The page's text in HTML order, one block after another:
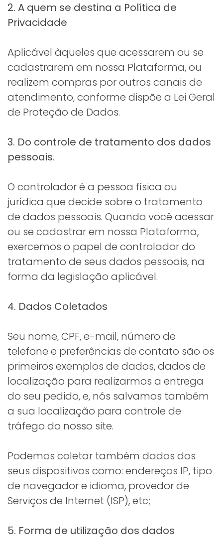
2. A quem se destina a Política de
Privacidade
Aplicável àqueles que acessarem ou se
cadastrarem em nossa Plataforma, ou
realizem compras por outros canais de
atendimento, conforme dispõe a Lei Geral
de Proteção de Dados.
3. Do controle de tratamento dos dados
pessoais.
O controlador é a pessoa física ou
jurídica que decide sobre o tratamento
de dados pessoais. Quando você acessar
ou se cadastrar em nossa Plataforma,
exercemos o papel de controlador do
tratamento de seus dados pessoais, na
forma da legislação aplicável.
4. Dados Coletados
Seu nome, CPF, e-mail, número de
telefone e preferências de contato são os
primeiros exemplos de dados, dados de
localização para realizarmos a entrega
do seu pedido, e, nós salvamos também
a sua localização para controle de
tráfego do nosso site.
Podemos coletar também dados dos
seus dispositivos como: endereços IP, tipo
de navegador e idioma, provedor de
Serviços de Internet (ISP), etc;
5. Forma de utilização dos dados